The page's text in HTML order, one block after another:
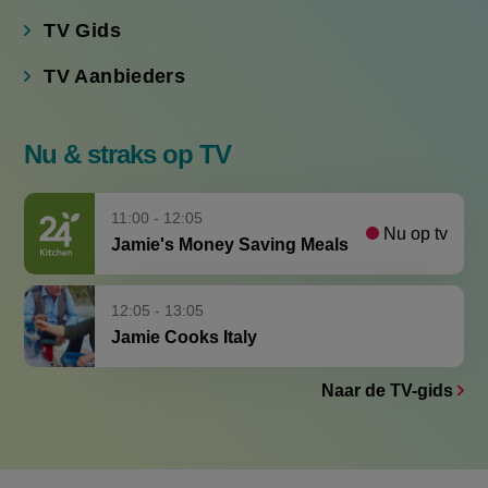
TV Gids
TV Aanbieders
Nu & straks op TV
11:00 - 12:05
Jamie's Money Saving Meals
Nu op tv
12:05 - 13:05
Jamie Cooks Italy
Naar de TV-gids